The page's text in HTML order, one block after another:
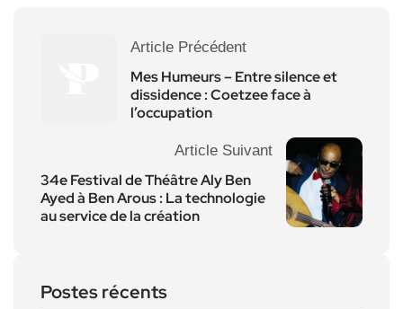
Article Précédent
Mes Humeurs – Entre silence et
dissidence : Coetzee face à
l’occupation
Article Suivant
34e Festival de Théâtre Aly Ben
Ayed à Ben Arous : La technologie
au service de la création
Postes récents